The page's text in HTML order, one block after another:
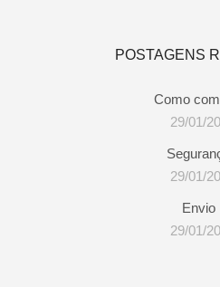
POSTAGENS
Como
29/01/
29/01/
Envio
29/01/